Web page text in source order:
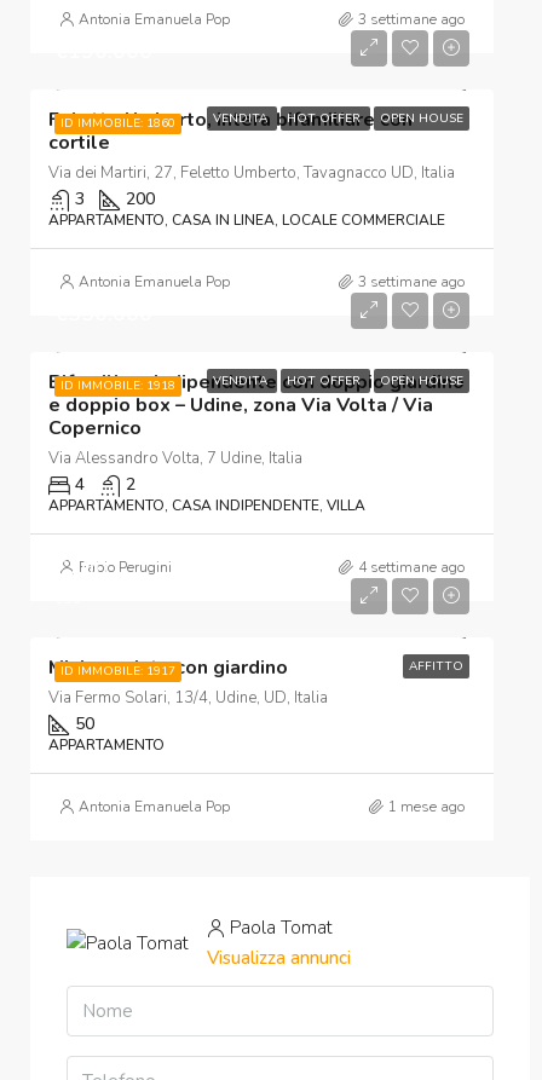
Antonia Emanuela Pop 3 settimane ago
ID IMMOBILE: 1860 VENDITA HOT OFFER OPEN HOUSE
Feletto Umberto, intera bifamiliare con
cortile
Via dei Martiri, 27, Feletto Umberto, Tavagnacco UD, Italia
3 200
APPARTAMENTO, CASA IN LINEA, LOCALE COMMERCIALE
Antonia Emanuela Pop 3 settimane ago
ID IMMOBILE: 1918 VENDITA HOT OFFER OPEN HOUSE
Bifamiliare indipendente con doppio giardino
e doppio box – Udine, zona Via Volta / Via
Copernico
Via Alessandro Volta, 7 Udine, Italia
4 2
APPARTAMENTO, CASA INDIPENDENTE, VILLA
Fabio Perugini 4 settimane ago
ID IMMOBILE: 1917 AFFITTO
€700
Mini arredato con giardino
Via Fermo Solari, 13/4, Udine, UD, Italia
50
APPARTAMENTO
Antonia Emanuela Pop 1 mese ago
Paola Tomat
Visualizza annunci